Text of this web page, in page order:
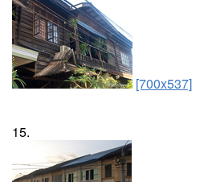
[700x537]
15.